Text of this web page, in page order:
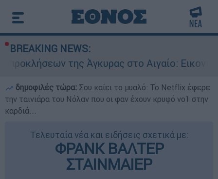
BREAKING NEWS:
της Άγκυρας στο Αιγαίο: Εικονική
δημοφιλές τώρα: Σου καίει το μυαλό: Το Netflix έφερε
την ταινιάρα του Νόλαν που οι φαν έχουν κρυφό νο1 στην
καρδιά...
Τελευταία νέα και ειδήσεις σχετικά με:
ΦΡΑΝΚ ΒΑΛΤΕΡ
ΣΤΑΙΝΜΑΙΕΡ